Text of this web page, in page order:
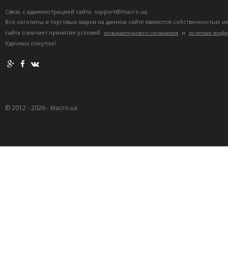
Связь с администрацией сайта: support@macro.ua.
Все логотипы и торговые марки на данном сайте являются собственностью
сайта означает принятие условий
пользовательского соглашения и политики
Удачных покупок!
© 2012 - 2026 - Macro.ua